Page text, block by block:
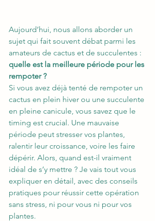
Aujourd’hui, nous allons aborder un
sujet qui fait souvent débat parmi les
amateurs de cactus et de succulentes :
quelle est la meilleure période pour les
rempoter ?
Si vous avez déjà tenté de rempoter un
cactus en plein hiver ou une succulente
en pleine canicule, vous savez que le
timing est crucial. Une mauvaise
période peut stresser vos plantes,
ralentir leur croissance, voire les faire
dépérir. Alors, quand est-il vraiment
idéal de s’y mettre ? Je vais tout vous
expliquer en détail, avec des conseils
pratiques pour réussir cette opération
sans stress, ni pour vous ni pour vos
plantes.